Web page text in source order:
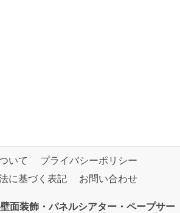
いて
プライバシーポリシー
に基づく表記
お問い合わせ
面装飾・パネルシアター・ペープサー